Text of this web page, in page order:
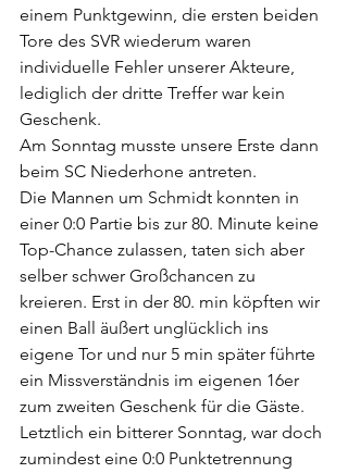
einem Punktgewinn, die ersten beiden
Tore des SVR wiederum waren
individuelle Fehler unserer Akteure,
lediglich der dritte Treffer war kein
Geschenk.
Am Sonntag musste unsere Erste dann
beim SC Niederhone antreten.
Die Mannen um Schmidt konnten in
einer 0:0 Partie bis zur 80. Minute keine
Top-Chance zulassen, taten sich aber
selber schwer Großchancen zu
kreieren. Erst in der 80. min köpften wir
einen Ball äußert unglücklich ins
eigene Tor und nur 5 min später führte
ein Missverständnis im eigenen 16er
zum zweiten Geschenk für die Gäste.
Letztlich ein bitterer Sonntag, war doch
zumindest eine 0:0 Punktetrennung